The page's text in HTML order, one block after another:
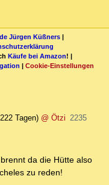
Jürgen Küßners |
Käufe bei Amazon! |
| Cookie-Einstellungen
Tagen) @ Ötzi 2235
da die Hütte also
zu reden!